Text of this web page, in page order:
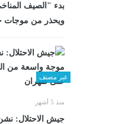
بدء "الصيف
ويحذر من موجات
غير مصنف
منذ 5 أشهر
جيش الاحتلال: